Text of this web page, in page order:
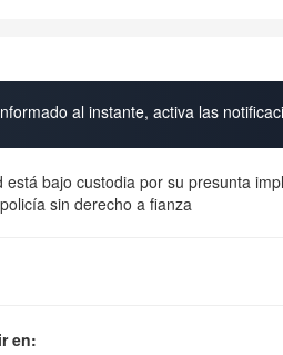
al instante, activa las
está bajo custodia por su presunta
sin derecho a fianza
en: